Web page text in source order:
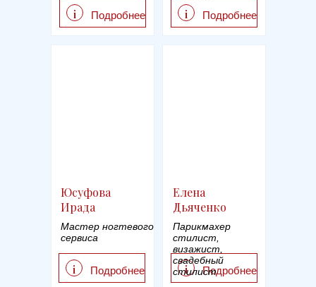
Подробнее
i Подробнее
i
Подробнее
i
Юсуфова
Ирада
Мастер ногтевого
сервиса
Подробнее
i
Елена
Дьяченко
Парикмахер
стилист,
визажист,
свадебный
стилист